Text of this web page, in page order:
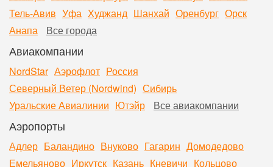
Тель-Авив Уфа Худжанд Шанхай Оренбург Орск
Анапа
Все города
Авиакомпании
NordStar Аэрофлот Россия
Северный Ветер (Nordwind) Сибирь
Уральские Авиалинии Ютэйр Все авиакомпании
Аэропорты
Адлер Баландино Внуково Гагарин Домодедово
Емельяново Иркутск Казань Кневичи Кольцово